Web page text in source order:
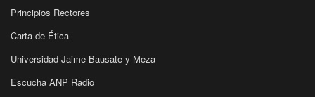
Principios Rectores
Carta de Ética
Universidad Jaime Bausate y Meza
Escucha ANP Radio